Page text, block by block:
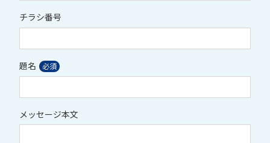
チラシ番号
題名
メッセージ本文